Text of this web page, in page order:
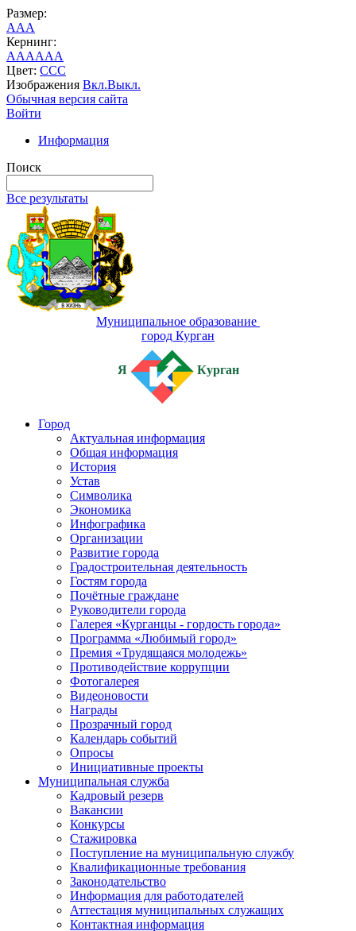
Размер:
AAA
Кернинг:
AAAAAA
Цвет: CCC
Изображения Вкл.Выкл.
Обычная версия сайта
Войти
Информация
Поиск
Все результаты
Муниципальное образование
город Курган
Я Курган
Город
Актуальная информация
Общая информация
История
Устав
Символика
Экономика
Инфографика
Организации
Развитие города
Градостроительная деятельность
Гостям города
Почётные граждане
Руководители города
Галерея «Курганцы - гордость города»
Программа «Любимый город»
Премия «Трудящаяся молодежь»
Противодействие коррупции
Фотогалерея
Видеоновости
Награды
Прозрачный город
Календарь событий
Опросы
Инициативные проекты
Муниципальная служба
Кадровый резерв
Вакансии
Конкурсы
Стажировка
Поступление на муниципальную службу
Квалификационные требования
Законодательство
Информация для работодателей
Аттестация муниципальных служащих
Контактная информация